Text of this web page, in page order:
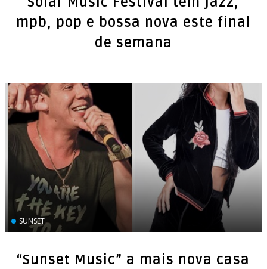
mpb, pop e bossa nova este final
de semana
SUNSET
“Sunset Music” a mais nova casa